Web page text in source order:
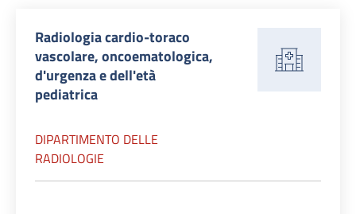
Radiologia cardio-toraco
vascolare, oncoematologica,
d'urgenza e dell'età
pediatrica
DIPARTIMENTO DELLE
RADIOLOGIE